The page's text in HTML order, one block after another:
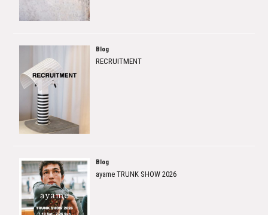
Blog
RECRUITMENT
Blog
ayame TRUNK SHOW 2026